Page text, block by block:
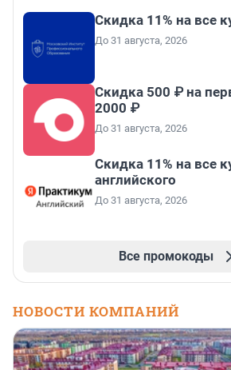
Скидка 11% на все
До 31 августа, 2026
Скидка 500 ₽ на
2000 ₽
До 31 августа, 2026
Скидка 11% на все
английского
До 31 августа, 2026
Все промокоды
НОВОСТИ КОМПАНИЙ